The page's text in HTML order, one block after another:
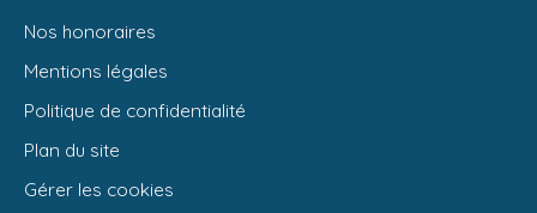
Nos honoraires
Mentions légales
Politique de confidentialité
Plan du site
Gérer les cookies